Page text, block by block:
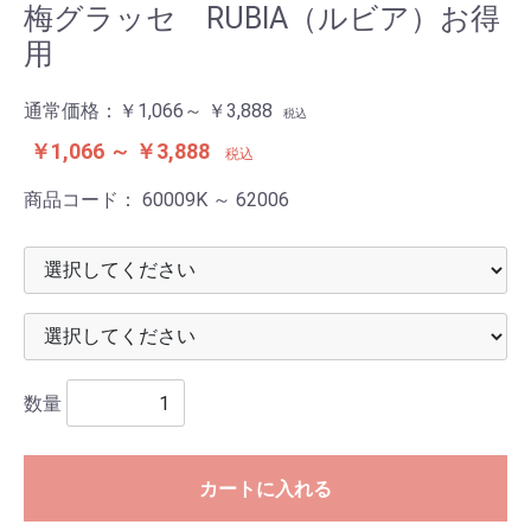
梅グラッセ RUBIA（ルビア）お得
用
通常価格： ￥1,066～ ￥3,888 税込
￥1,066 ～ ￥3,888 税込
商品コード： 60009K ～ 62006
数量
カートに入れる